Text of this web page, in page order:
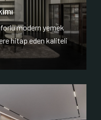
modern yemek
hitap eden kaliteli